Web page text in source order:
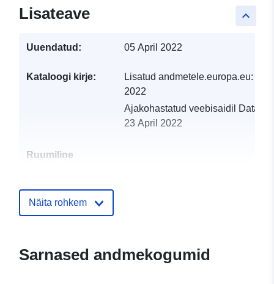
keyboard_arrow_up
Lisateave
Uuendatud: 05 April 2022
Kataloogi kirje: Lisatud andmetele.europa.eu:
2022
Ajakohastatud veebisaidil
23 April 2022
Ruumiline
Identifikaatorid:
e942-4c01-bc61-
Näita rohkem
Sarnased andmekogumid